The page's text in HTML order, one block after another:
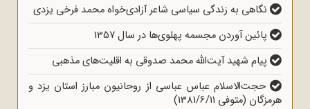
نگاهی به زندگی سیاسی شاعر آزادی‌خواه محمد فرخی یزدی
پائین آوردن مجسمه پهلوی‌ها در سال 1357
پیام شهید آیت‌الله محمد صدوقی به اقلیت‌های مذهبی
حجت‌الاسلام عباس عباسی از روحانیون مبارز استان یزد و
هرمزگان (متوفی 1381/6/11)